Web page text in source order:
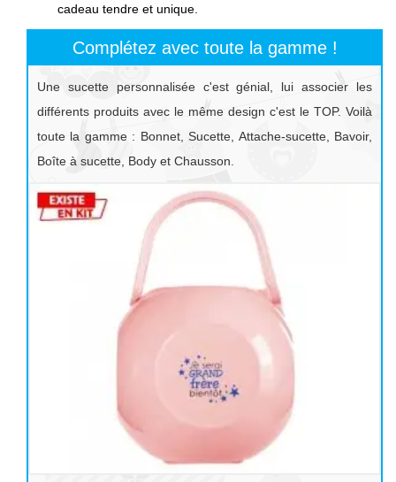
cadeau tendre et unique.
Complétez avec toute la gamme !
Une sucette personnalisée c'est génial, lui associer les
différents produits avec le même design c'est le TOP. Voilà
toute la gamme : Bonnet, Sucette, Attache-sucette, Bavoir,
Boîte à sucette, Body et Chausson.